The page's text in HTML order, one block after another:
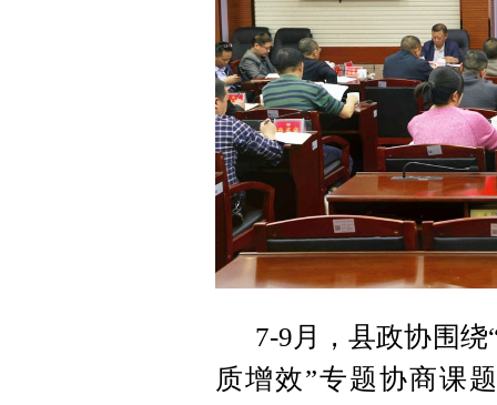
7-9月，县政协围
质增效”专题协商课